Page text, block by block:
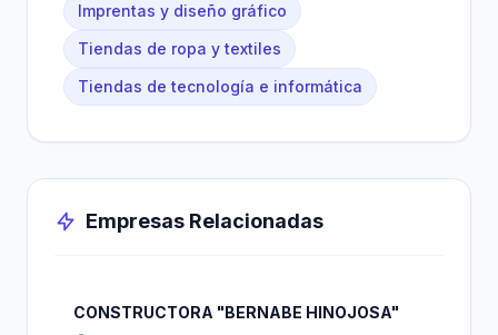
Imprentas y diseño gráfico
Tiendas de ropa y textiles
Tiendas de tecnología e informática
Empresas Relacionadas
CONSTRUCTORA "BERNABE HINOJOSA"